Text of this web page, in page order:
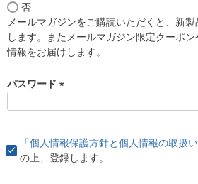
須
)
否
メールマガジンをご購読いただくと、新
します。またメールマガジン限定クーポ
情報をお届けします。
パスワード
)
「個人情報保護方針と個人情報の取扱い
の上、登録します。